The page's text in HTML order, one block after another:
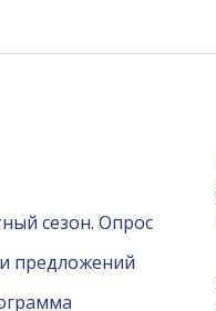
сезон. Опрос
предложений